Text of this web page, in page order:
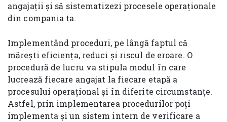
angajații și să sistematizezi procesele operaționale
din compania ta.
Implementând proceduri, pe lângă faptul că
mărești eficiența, reduci și riscul de eroare. O
procedură de lucru va stipula modul în care
lucrează fiecare angajat la fiecare etapă a
procesului operațional și în diferite circumstanțe.
Astfel, prin implementarea procedurilor poți
implementa și un sistem intern de verificare a